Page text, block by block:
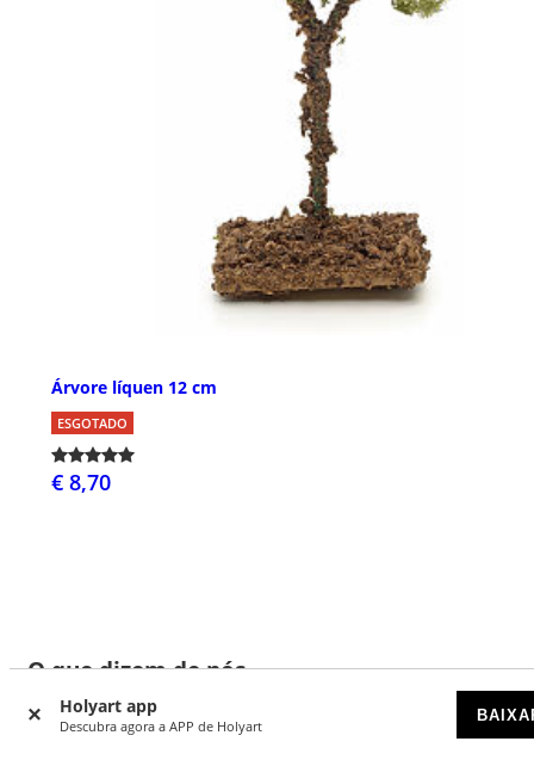
Holyart app
Descubra agora a APP de Holyart
Árvore líquen 12 cm
ESGOTADO
€ 8,70
O que dizem de nós